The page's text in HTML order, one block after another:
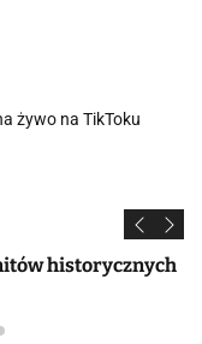
żywo na TikToku
historycznych